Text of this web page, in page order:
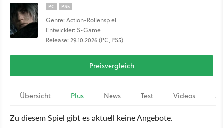
PC PS5
Genre: Action-Rollenspiel
Entwickler: S-Game
Release: 29.10.2026 (PC, PS5)
Preisvergleich
Übersicht Plus News Test Videos
Zu diesem Spiel gibt es aktuell keine Angebote.